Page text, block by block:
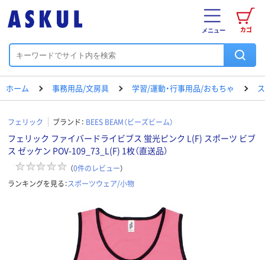
カゴ
メニュー
ホーム 事務用品/文房具 学習/運動・行事用品/おもちゃ
フェリック ブランド： BEES BEAM（ビーズビーム）
フェリック ファイバードライビブス 蛍光ピンク L(F) スポーツ ビブ
ス ゼッケン POV-109_73_L(F) 1枚（直送品）
（0件のレビュー）
ランキングを見る：スポーツウェア/小物